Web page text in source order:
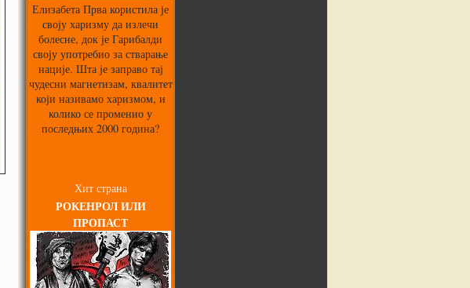
Елизабета Прва користила је
своју харизму да излечи
болесне, док је Гарибалди
своју употребио за стварање
нације. Шта је заправо тај
чудесни магнетизам, квалитет
који називамо харизмом, и
колико се променио у
последњих 2000 година?
Хит страна
РОКЕНРОЛ ИЛИ
ПРОПАСТ